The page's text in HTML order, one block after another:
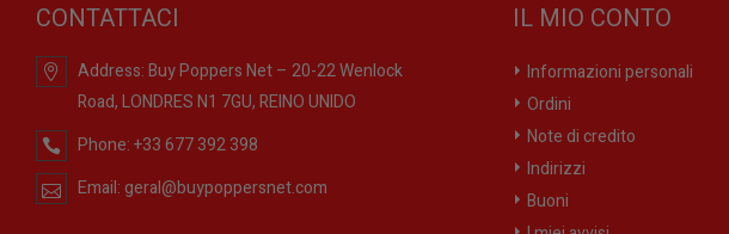
CONTATTACI
Address:Buy Poppers Net – 20-22 Wenlock
Road, LONDRES N1 7GU, REINO UNIDO
Phone:+33 677 392 398
Email: geral@buypoppersnet.com
IL MIO CONTO
Informazioni personali
Ordini
Note di credito
Indirizzi
Buoni